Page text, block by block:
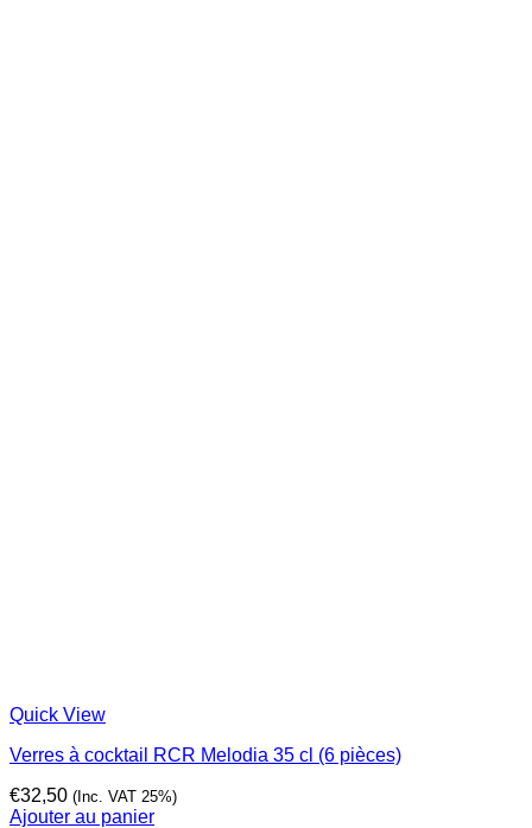
Quick View
Verres à cocktail RCR Melodia 35 cl (6 pièces)
€32,50 (Inc. VAT 25%)
Ajouter au panier